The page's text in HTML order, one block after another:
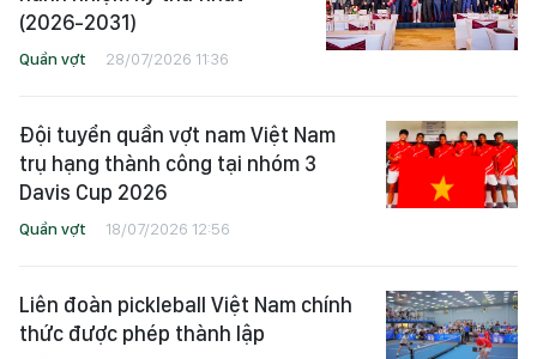
(2026-2031)
Quần vợt 28/07/2026 11:36
Đội tuyển quần vợt nam Việt Nam
trụ hạng thành công tại nhóm 3
Davis Cup 2026
Quần vợt 18/07/2026 12:56
Liên đoàn pickleball Việt Nam chính
thức được phép thành lập